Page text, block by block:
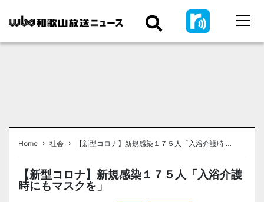
Home › 社会 › 【新型コロナ】新規感染１７５人「入浴介護時 …
【新型コロナ】新規感染１７５人「入浴介護
時にもマスクを」